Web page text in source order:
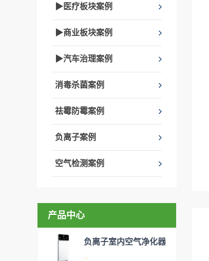
▶医疗板块案例
▶商业板块案例
▶汽车治理案例
消毒杀菌案例
祛霉防霉案例
负离子案例
空气检测案例
产品中心
负离子室内空气净化器
...